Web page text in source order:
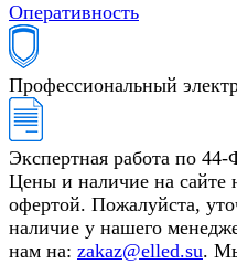
Оперативность
Профессиональный
Экспертная работа по
Цены и наличие на сайте
офертой. Пожалуйста,
наличие у нашего
нам на: zakaz@elled.su.